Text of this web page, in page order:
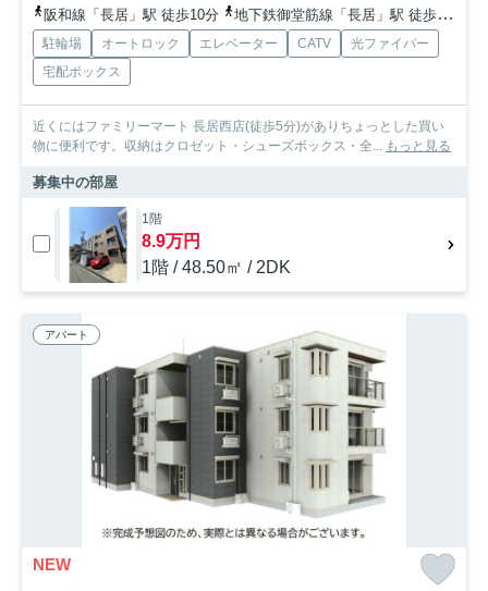
阪和線「長居」駅 徒歩10分
地下鉄御堂筋線「長居」駅 徒歩10分
駐輪場 オートロック エレベーター CATV
光ファイバー
宅配ボックス
近くにはファミリーマート 長居西店(徒歩5分)がありちょっとした買い
物に便利です。収納はクロゼット・シューズボックス・全...
もっと見る
募集中の部屋
1階
8.9万円
1階 / 48.50㎡ / 2DK
アパート
NEW